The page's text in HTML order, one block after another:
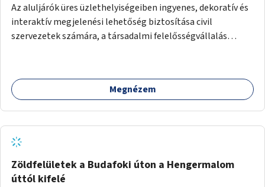
Az aluljárók üres üzlethelyiségeiben ingyenes, dekoratív és
interaktív megjelenési lehetőség biztosítása civil
szervezetek számára, a társadalmi felelősségvállalás
például rajzokkal, kérdésekkel, üzenetküldési lehetőséggel
vagy akciónapokkal – bérleti és közüzemi díjak nélkül, a
Megnézem
Zöldfelületek a Budafoki úton a Hengermalom
úttól kifelé